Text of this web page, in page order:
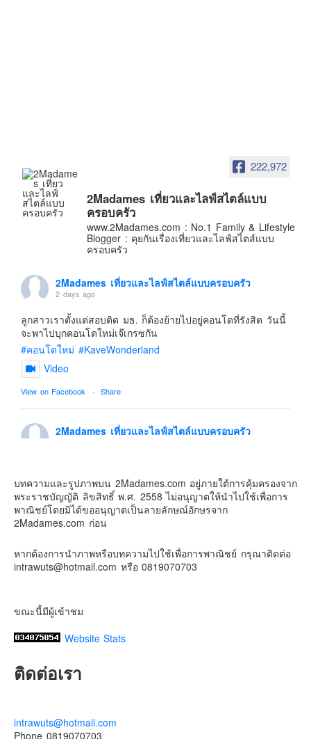
ไต้หวัน
ฟิลิปปินส์
อเมริกา
ร้านอร่อย
บทความครอบครัว
Beauty Review
รีวิวสายการบิน
Products & Applications
About Us
222,972
2Madames เที่ยวและไลฟ์สไตล์แบบ
ครอบครัว
www.2Madames.com : No.1 Family & Lifestyle
Blogger : คุยกันเรื่องเที่ยวและไลฟ์สไตส์แบบ
ครอบครัว
2Madames เที่ยวและไลฟ์สไตล์แบบครอบครัว
2 days ago
ลูกสาวเราตั้งแต่สอบติด มธ. ก็ต้องย้ายไปอยู่คอนโดที่รังสิต วันนี้
จะพาไปบุกคอนโดใหม่เจ๊เกรซกัน
#คอนโดใหม่ #KaveWonderland
Video
View on Facebook · Share
2Madames เที่ยวและไลฟ์สไตล์แบบครอบครัว
ปล. ขอบคุณเสื้อทีมน่ารักๆจากBabyLovett เสื้อผ้าเด็ก
#รักใครให้พาไปดิสนีย์แลนด์ #hongkongdisneyland
#discoverhongkong #hongkongsummerfu
Photo
View on Facebook
บทความและรูปภาพบน 2Madames.com อยู่ภายใต้การคุ้มครองจาก
พระราชบัญญัติ ลิขสิทธิ์ พ.ศ. 2558 ไม่อนุญาตให้นำไปใช้เพื่อการ
พาณิชย์โดยมิได้ขออนุญาตเป็นลายลักษณ์อักษรจาก
2Madames.com ก่อน
หากต้องการนำภาพหรือบทความไปใช้เพื่อการพาณิชย์ กรุณาติดต่อ
intrawuts@hotmail.com หรือ 0819070703
ขณะนี้มีผู้เข้าชม
Website Stats
ติดต่อเรา
intrawuts@hotmail.com
Phone 0819070703